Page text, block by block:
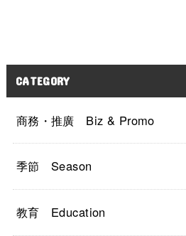
CATEGORY
商務・推廣 Biz & Promo
季節 Season
教育 Education